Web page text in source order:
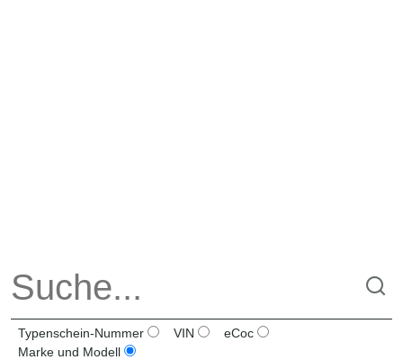
Typenschein-Nummer VIN
eCoc
Marke und Modell